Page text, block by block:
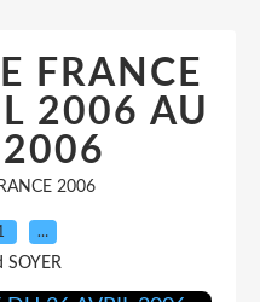
FRANCE
2006 AU
2006
…
SOYER